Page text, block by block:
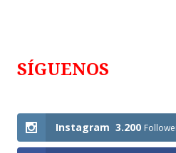
SÍGUENOS
Instagram 3.200